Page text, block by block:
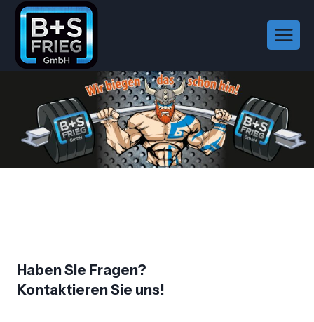
Zum
Inhalt
springen
Haben Sie Fragen?
Kontaktieren Sie uns!